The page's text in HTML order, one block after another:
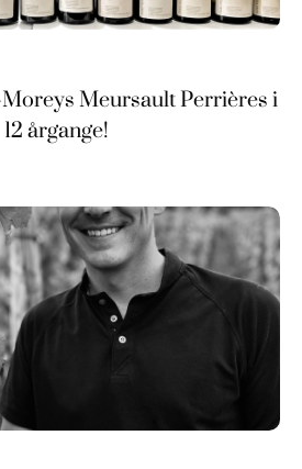
Meursault Perrières i
12 årgange!